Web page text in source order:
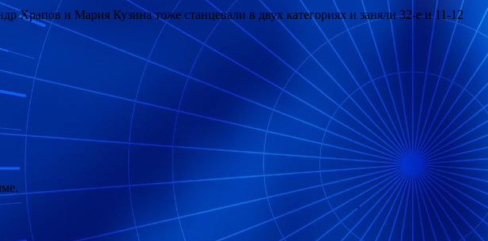
Храпов и Мария Кузина тоже станцевали в двух категориях и заняли 32-е и 11-12